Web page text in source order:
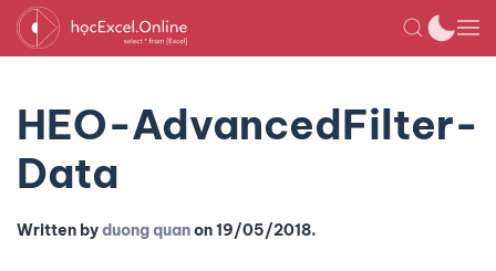
HEO-AdvancedFilter-
Data
Written byduong quanon19/05/2018.